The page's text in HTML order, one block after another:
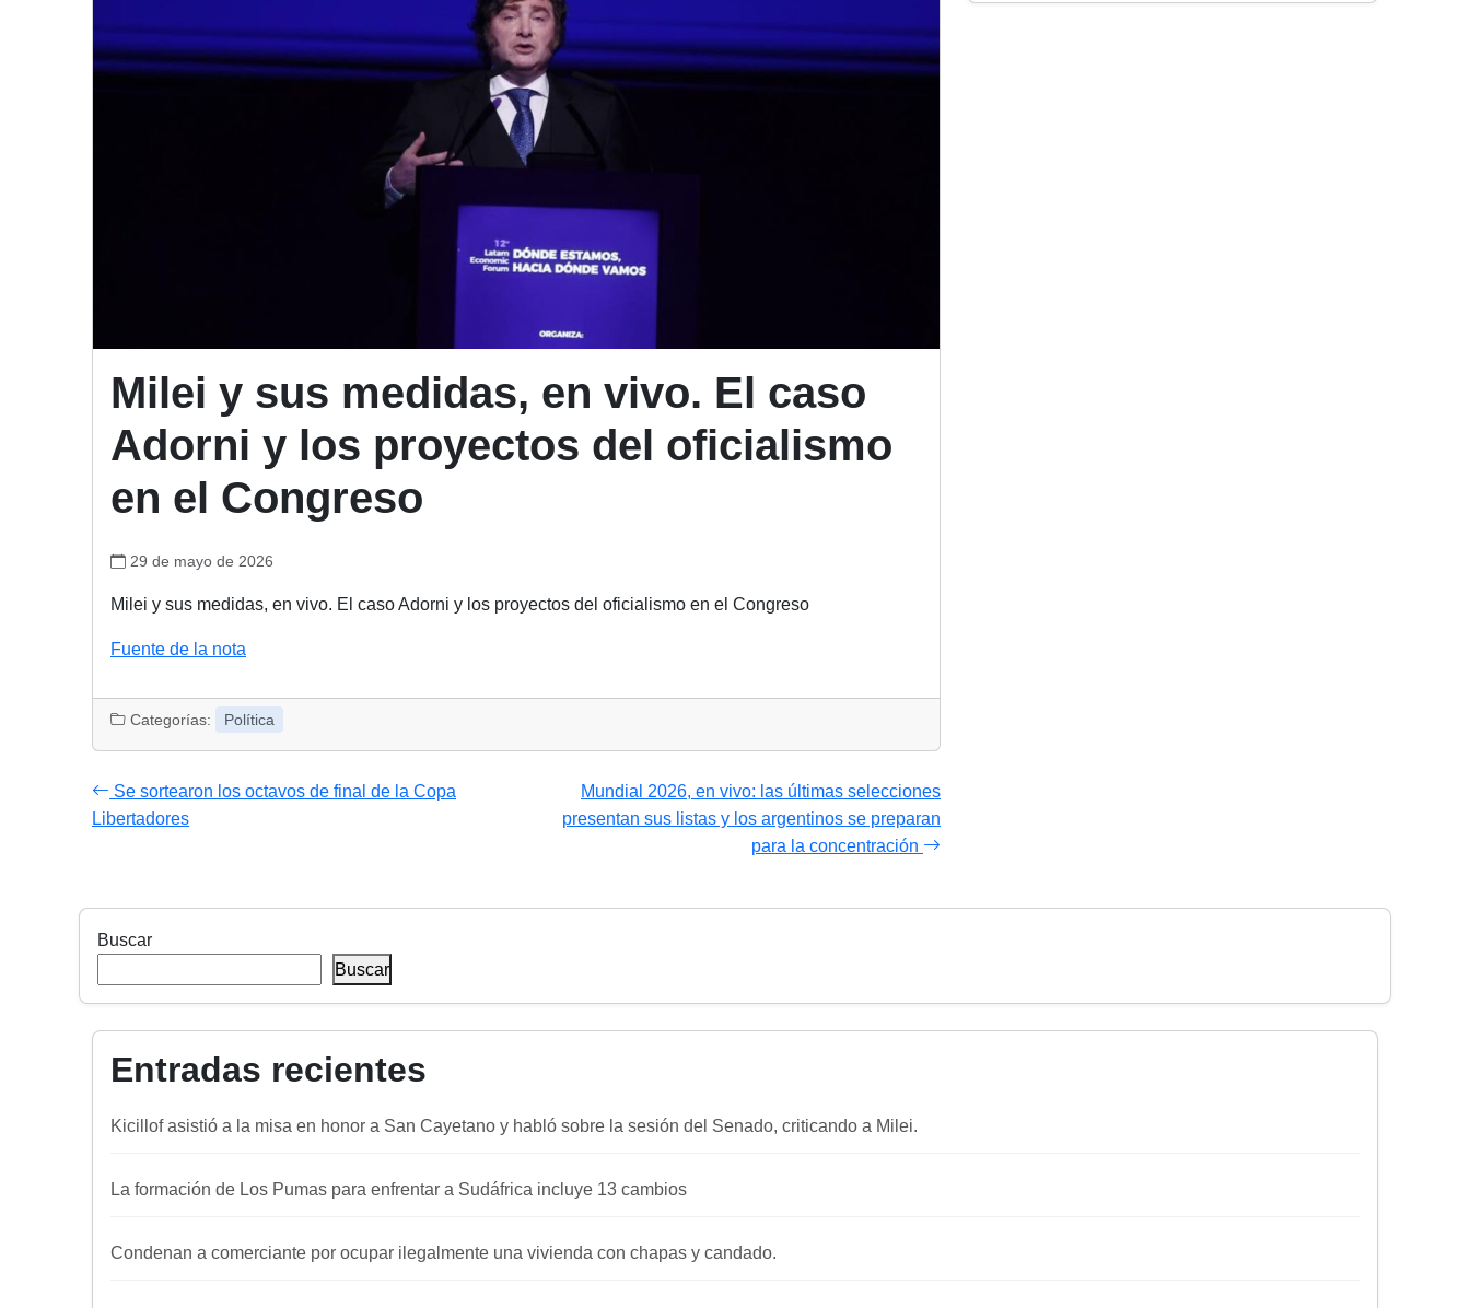
Milei y sus medidas, en vivo. El caso
Adorni y los proyectos del oficialismo
en el Congreso
29 de mayo de 2026
Milei y sus medidas, en vivo. El caso Adorni y los proyectos del oficialismo en el Congreso
Fuente de la nota
Categorías: Política
Se sortearon los octavos de final de la Copa
Libertadores
Mundial 2026, en vivo: las últimas selecciones
presentan sus listas y los argentinos se preparan
para la concentración
Buscar
Buscar
Entradas recientes
Kicillof asistió a la misa en honor a San Cayetano y habló sobre la sesión del Senado, criticando a Milei.
La formación de Los Pumas para enfrentar a Sudáfrica incluye 13 cambios
Condenan a comerciante por ocupar ilegalmente una vivienda con chapas y candado.